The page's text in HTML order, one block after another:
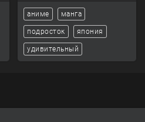
аниме манга
подросток япония
удивительный